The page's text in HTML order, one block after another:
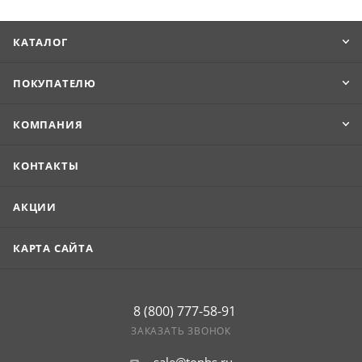
Максимальная длина изделия составляет 8 м.
КАТАЛОГ
ПОКУПАТЕЛЮ
КОМПАНИЯ
КОНТАКТЫ
АКЦИИ
КАРТА САЙТА
8 (800) 777-58-91
ЗАКАЗАТЬ ЗВОНОК